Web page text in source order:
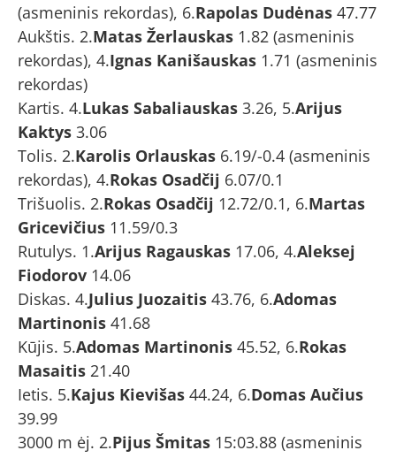
(asmeninis rekordas), 6.Rapolas Dudėnas 47.77
Aukštis. 2.Matas Žerlauskas 1.82 (asmeninis
rekordas), 4.Ignas Kanišauskas 1.71 (asmeninis
rekordas)
Kartis. 4.Lukas Sabaliauskas 3.26, 5.Arijus
Kaktys 3.06
Tolis. 2.Karolis Orlauskas 6.19/-0.4 (asmeninis
rekordas), 4.Rokas Osadčij 6.07/0.1
Trišuolis. 2.Rokas Osadčij 12.72/0.1, 6.Martas
Gricevičius 11.59/0.3
Rutulys. 1.Arijus Ragauskas 17.06, 4.Aleksej
Fiodorov 14.06
Diskas. 4.Julius Juozaitis 43.76, 6.Adomas
Martinonis 41.68
Kūjis. 5.Adomas Martinonis 45.52, 6.Rokas
Masaitis 21.40
Ietis. 5.Kajus Kievišas 44.24, 6.Domas Aučius
39.99
3000 m ėj. 2.Pijus Šmitas 15:03.88 (asmeninis